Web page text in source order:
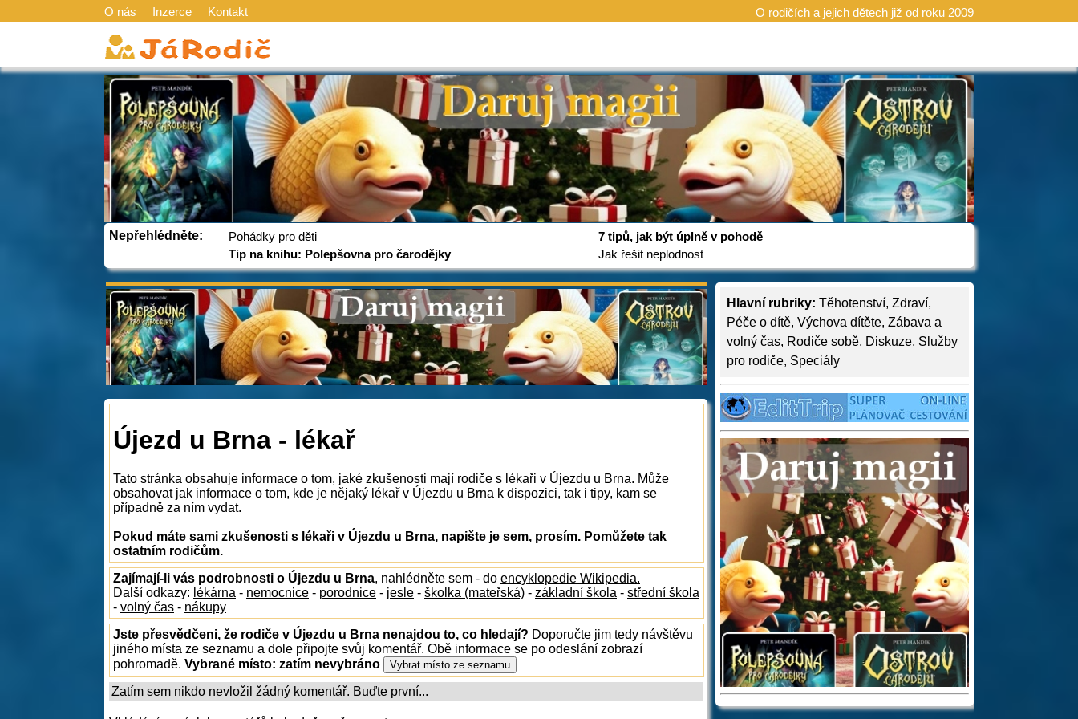
O nás Inzerce Kontakt O rodičích a jejich dětech již od roku 2009
Nepřehlédněte:
Pohádky pro děti
Tip na knihu: Polepšovna pro čarodějky
7 tipů, jak být úplně v pohodě
Jak řešit neplodnost
Hlavní rubriky: Těhotenství, Zdraví,
Péče o dítě, Výchova dítěte, Zábava a
volný čas, Rodiče sobě, Diskuze, Služby
pro rodiče, Speciály
Újezd u Brna - lékař
Tato stránka obsahuje informace o tom, jaké zkušenosti mají rodiče s lékaři v Újezdu u Brna. Může
obsahovat jak informace o tom, kde je nějaký lékař v Újezdu u Brna k dispozici, tak i tipy, kam se
případně za ním vydat.
Pokud máte sami zkušenosti s lékaři v Újezdu u Brna, napište je sem, prosím. Pomůžete tak
ostatním rodičům.
Zajímají-li vás podrobnosti o Újezdu u Brna, nahlédněte sem - do encyklopedie Wikipedia.
Další odkazy: lékárna - nemocnice - porodnice - jesle - školka (mateřská) - základní škola - střední škola
- volný čas - nákupy
Jste přesvědčeni, že rodiče v Újezdu u Brna nenajdou to, co hledají? Doporučte jim tedy návštěvu
jiného místa ze seznamu a dole připojte svůj komentář. Obě informace se po odeslání zobrazí
pohromadě. Vybrané místo: zatím nevybráno
Zatím sem nikdo nevložil žádný komentář. Buďte první...